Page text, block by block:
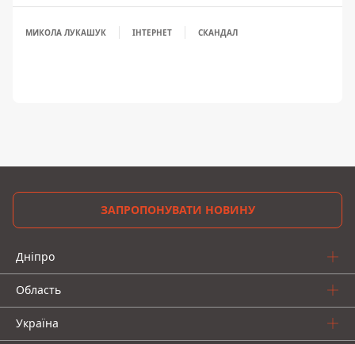
МИКОЛА ЛУКАШУК ІНТЕРНЕТ СКАНДАЛ
ЗАПРОПОНУВАТИ НОВИНУ
Дніпро
Область
Україна